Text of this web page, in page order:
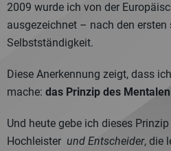
2009 wurde ich von der
ausgezeichnet – nach den ersten
Selbstständigkeit.
Diese Anerkennung zeigt, dass
mache: das Prinzip des
Und heute gebe ich dieses
Hochleister und Entscheider, die